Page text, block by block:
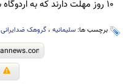
۱۰ روز مهلت دارند که به اردوگاه سورداش بروند.
برچسب ها: سلیمانیه ، گروهک ضدایرانی